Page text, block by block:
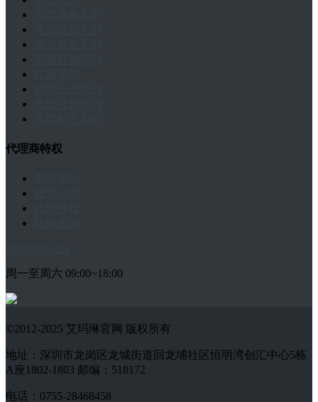
代理商特权
周一至周六 09:00~18:00
©2012-2025 艾玛琳官网 版权所有
地址：深圳市龙岗区龙城街道回龙埔社区恒明湾创汇中心5栋
A座1802-1803 邮编：518172
电话：0755-28468458